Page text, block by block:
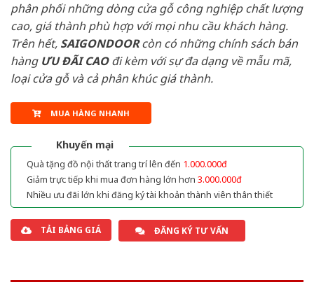
phân phối những dòng cửa gỗ công nghiệp chất lượng
cao, giá thành phù hợp với mọi nhu cầu khách hàng.
Trên hết, SAIGONDOORcòn có những chính sách bán
hàng ƯU ĐÃI CAOđi kèm với sự đa dạng về mẫu mã,
loại cửa gỗ và cả phân khúc giá thành.
MUA HÀNG NHANH
Khuyến mại
Quà tặng đồ nội thất trang trí lên đến 1.000.000đ
Giảm trực tiếp khi mua đơn hàng lớn hơn 3.000.000đ
Nhiều ưu đãi lớn khi đăng ký tài khoản thành viên thân thiết
TẢI BẢNG GIÁ ĐĂNG KÝ TƯ VẤN